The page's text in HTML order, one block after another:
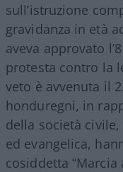
sull’istruzione
gravidanza in età
aveva approvato
protesta contro la
veto è avvenuta il
honduregni, in
della società
ed evangelica,
cosiddetta